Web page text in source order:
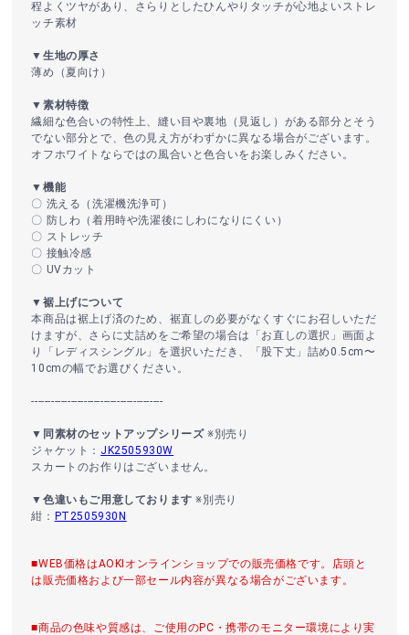
程よくツヤがあり、さらりとしたひんやりタッチが心地よいストレ
ッチ素材
▼生地の厚さ
薄め（夏向け）
▼素材特徴
繊細な色合いの特性上、縫い目や裏地（見返し）がある部分とそう
でない部分とで、色の見え方がわずかに異なる場合がございます。
オフホワイトならではの風合いと色合いをお楽しみください。
▼機能
〇 洗える（洗濯機洗浄可）
〇 防しわ（着用時や洗濯後にしわになりにくい）
〇 ストレッチ
〇 接触冷感
〇 UVカット
▼裾上げについて
本商品は裾上げ済のため、裾直しの必要がなくすぐにお召しいただ
けますが、さらに丈詰めをご希望の場合は「お直しの選択」画面よ
り「レディスシングル」を選択いただき、「股下丈」詰め0.5cm〜
10cmの幅でお選びください。
----------------------------------------
▼同素材のセットアップシリーズ※別売り
ジャケット： JK2505930W
スカートのお作りはございません。
▼色違いもご用意しております ※別売り
紺： PT2505930N
■WEB価格はAOKIオンラインショップでの販売価格です。店頭と
は販売価格および一部セール内容が異なる場合がございます。
■商品の色味や質感は、ご使用のPC・携帯のモニター環境により実